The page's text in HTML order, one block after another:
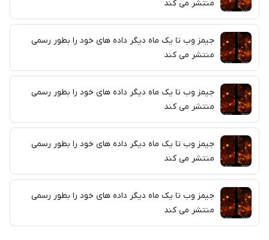
منتشر می کند
جیمز وب تا یک ماه دیگر داده های خود را بطور رسمی
منتشر می کند
جیمز وب تا یک ماه دیگر داده های خود را بطور رسمی
منتشر می کند
جیمز وب تا یک ماه دیگر داده های خود را بطور رسمی
منتشر می کند
جیمز وب تا یک ماه دیگر داده های خود را بطور رسمی
منتشر می کند